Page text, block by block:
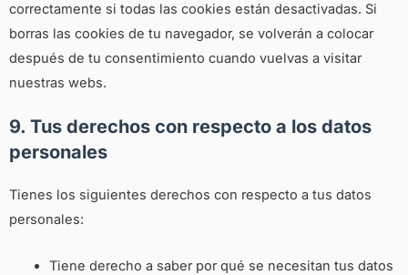
correctamente si todas las cookies están desactivadas. Si
borras las cookies de tu navegador, se volverán a colocar
después de tu consentimiento cuando vuelvas a visitar
nuestras webs.
9. Tus derechos con respecto a los datos
personales
Tienes los siguientes derechos con respecto a tus datos
personales:
Tiene derecho a saber por qué se necesitan tus datos